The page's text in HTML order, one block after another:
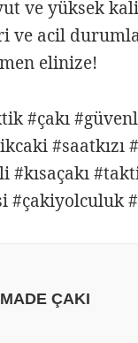
ve yüksek
ve acil
elinize!
#çakı
#saatkızı
ÇAKI